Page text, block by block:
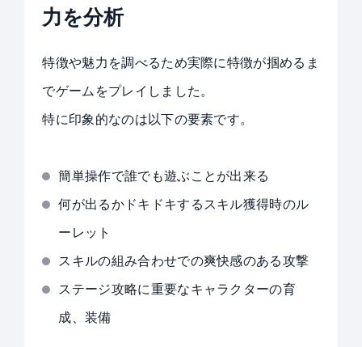
力を分析
特徴や魅力を調べるため実際に特徴が掴めるま
でゲームをプレイしました。
特に印象的なのは以下の要素です。
簡単操作で誰でも遊ぶことが出来る
何が出るかドキドキするスキル獲得時のル
ーレット
スキルの組み合わせでの爽快感のある攻撃
ステージ攻略に重要なキャラクターの育
成、装備